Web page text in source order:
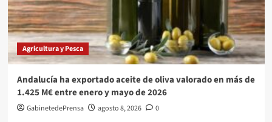
Agricultura y Pesca
Andalucía ha exportado aceite de oliva valorado en más de
1.425 M€ entre enero y mayo de 2026
GabinetedePrensa agosto 8, 2026 0